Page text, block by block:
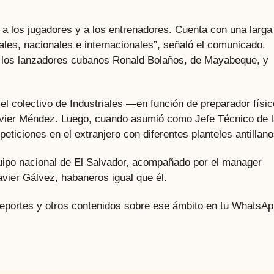
los jugadores y a los entrenadores. Cuenta con una larga
nacionales e internacionales”, señaló el comunicado.
lanzadores cubanos Ronald Bolaños, de Mayabeque, y
colectivo de Industriales —en función de preparador
Méndez. Luego, cuando asumió como Jefe Técnico de
en el extranjero con diferentes planteles
nacional de El Salvador, acompañado por el manager
Gálvez, habaneros igual que él.
y otros contenidos sobre ese ámbito en tu